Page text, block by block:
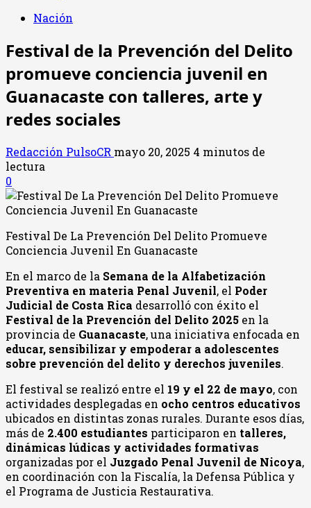
Nación
Festival de la Prevención del Delito
promueve conciencia juvenil en
Guanacaste con talleres, arte y
redes sociales
Redacción PulsoCR mayo 20, 2025 4 minutos de
lectura
0
Festival De La Prevención Del Delito Promueve
Conciencia Juvenil En Guanacaste
En el marco de la Semana de la Alfabetización
Preventiva en materia Penal Juvenil, el Poder
Judicial de Costa Rica desarrolló con éxito el
Festival de la Prevención del Delito 2025 en la
provincia de Guanacaste, una iniciativa enfocada en
educar, sensibilizar y empoderar a adolescentes
sobre prevención del delito y derechos juveniles.
El festival se realizó entre el 19 y el 22 de mayo, con
actividades desplegadas en ocho centros educativos
ubicados en distintas zonas rurales. Durante esos días,
más de 2.400 estudiantes participaron en talleres,
dinámicas lúdicas y actividades formativas
organizadas por el Juzgado Penal Juvenil de Nicoya,
en coordinación con la Fiscalía, la Defensa Pública y
el Programa de Justicia Restaurativa.